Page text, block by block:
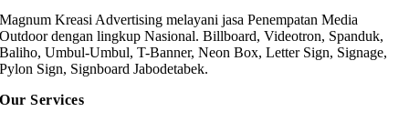
Magnum Kreasi Advertising melayani jasa Penempatan Media
Outdoor dengan lingkup Nasional. Billboard, Videotron, Spanduk,
Baliho, Umbul-Umbul, T-Banner, Neon Box, Letter Sign, Signage,
Pylon Sign, Signboard Jabodetabek.
Our Services